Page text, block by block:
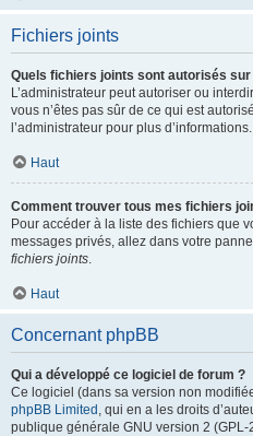
Fichiers joints
Quels fichiers joints sont autorisés
L’administrateur peut autoriser ou
vous n’êtes pas sûr de ce qui est
l’administrateur pour plus d’informations.
Haut
Comment trouver tous mes fichiers
Pour accéder à la liste des fichiers que
messages privés, allez dans votre
fichiers joints.
Haut
Concernant phpBB
Qui a développé ce logiciel de forum ?
Ce logiciel (dans sa version non
phpBB Limited , qui en a les droits
publique générale GNU version 2